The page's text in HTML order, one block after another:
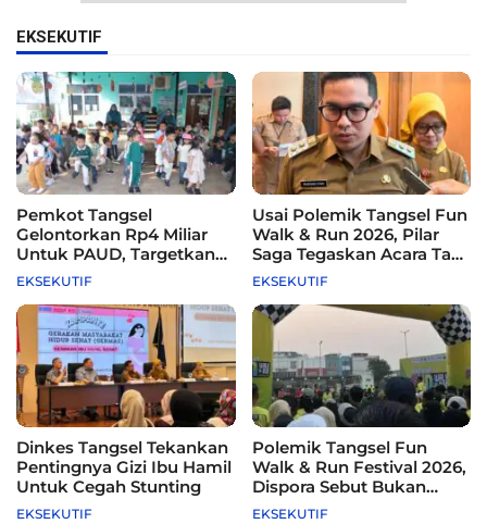
EKSEKUTIF
Pemkot Tangsel
Gelontorkan Rp4 Miliar
Untuk PAUD, Targetkan
115 Sekolah
EKSEKUTIF
Usai Polemik Tangsel Fun
Walk & Run 2026, Pilar
Saga Tegaskan Acara Tak
Difasilitasi Pemkot
EKSEKUTIF
Dinkes Tangsel Tekankan
Pentingnya Gizi Ibu Hamil
Untuk Cegah Stunting
EKSEKUTIF
Polemik Tangsel Fun
Walk & Run Festival 2026,
Dispora Sebut Bukan
Agenda Pemkot
EKSEKUTIF